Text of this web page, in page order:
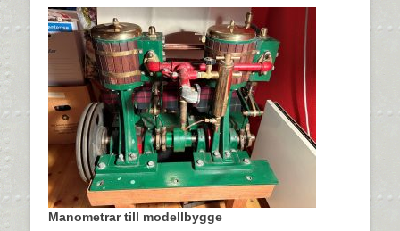
Manometrar till modellbygge